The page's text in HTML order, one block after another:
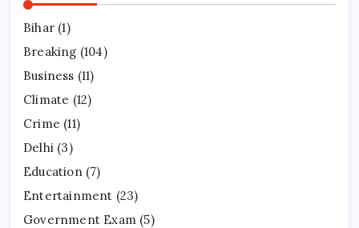
Bihar (1)
Breaking (104)
Business (11)
Climate (12)
Crime (11)
Delhi (3)
Education (7)
Entertainment (23)
Government Exam (5)